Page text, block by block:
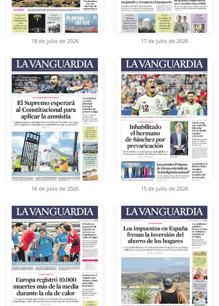
18 de julio de 2026 17 de julio de 2026
16 de julio de 2026 15 de julio de 2026